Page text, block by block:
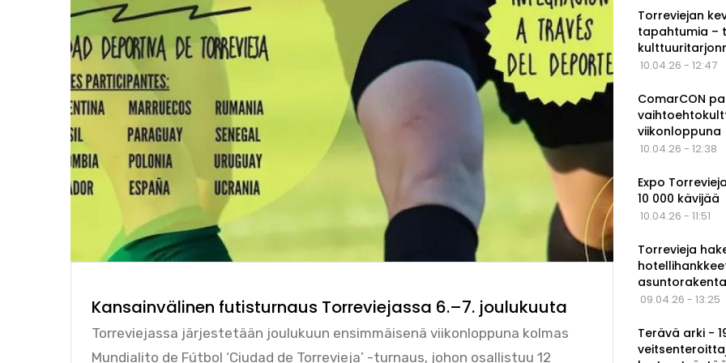
Kansainvälinen futisturnaus Torreviejassa 6.–7. joulukuuta
Torreviejassa järjestetään joulukuun ensimmäisenä viikonloppuna kolmas
Mundialito de Fútbol ‘Ciudad de Torrevieja’ -turnaus, johon osallistuu 12
Torreviejan
tapahtumia –
10.04.26 - 12:47
ComarCON
viikonloppuna
10.04.26 - 12:38
Expo
10 000 kävijää
10.04.26 - 11:51
Torrevieja
09.04.26 - 13:25
Terävä arki -